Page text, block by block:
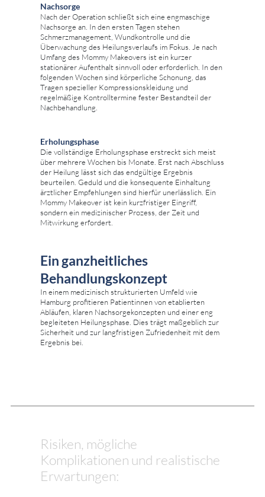
Nachsorge
Nach der Operation schließt sich eine engmaschige
Nachsorge an. In den ersten Tagen stehen
Schmerzmanagement, Wundkontrolle und die
Überwachung des Heilungsverlaufs im Fokus. Je nach
Umfang des Mommy Makeovers ist ein kurzer
stationärer Aufenthalt sinnvoll oder erforderlich. In den
folgenden Wochen sind körperliche Schonung, das
Tragen spezieller Kompressionskleidung und
regelmäßige Kontrolltermine fester Bestandteil der
Nachbehandlung.
Erholungsphase
Die vollständige Erholungsphase erstreckt sich meist
über mehrere Wochen bis Monate. Erst nach Abschluss
der Heilung lässt sich das endgültige Ergebnis
beurteilen. Geduld und die konsequente Einhaltung
ärztlicher Empfehlungen sind hierfür unerlässlich. Ein
Mommy Makeover ist kein kurzfristiger Eingriff,
sondern ein medizinischer Prozess, der Zeit und
Mitwirkung erfordert.
Ein ganzheitliches
Behandlungskonzept
In einem medizinisch strukturierten Umfeld wie
Hamburg profitieren Patientinnen von etablierten
Abläufen, klaren Nachsorgekonzepten und einer eng
begleiteten Heilungsphase. Dies trägt maßgeblich zur
Sicherheit und zur langfristigen Zufriedenheit mit dem
Ergebnis bei.
Risiken, mögliche
Komplikationen und realistische
Erwartungen: